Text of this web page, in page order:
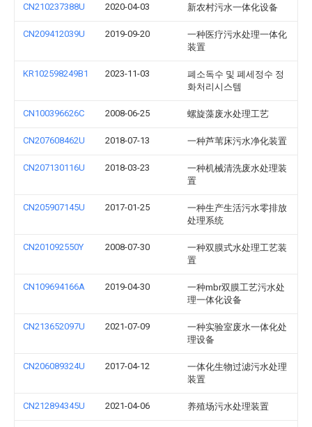
CN210237388U 2020-04-03 新农村污水一体化设备
CN209412039U 2019-09-20
一种医疗污水处理一体化
装置
KR102598249B1 2023-11-03
폐소독수 및 폐세정수 정
화처리시스템
CN100396626C 2008-06-25 螺旋藻废水处理工艺
CN207608462U 2018-07-13 一种芦苇床污水净化装置
CN207130116U 2018-03-23
一种机械清洗废水处理装
置
CN205907145U 2017-01-25
一种生产生活污水零排放
处理系统
CN201092550Y 2008-07-30
一种双膜式水处理工艺装
置
CN109694166A 2019-04-30
一种mbr双膜工艺污水处
理一体化设备
CN213652097U 2021-07-09
一种实验室废水一体化处
理设备
CN206089324U 2017-04-12
一体化生物过滤污水处理
装置
CN212894345U 2021-04-06 养殖场污水处理装置